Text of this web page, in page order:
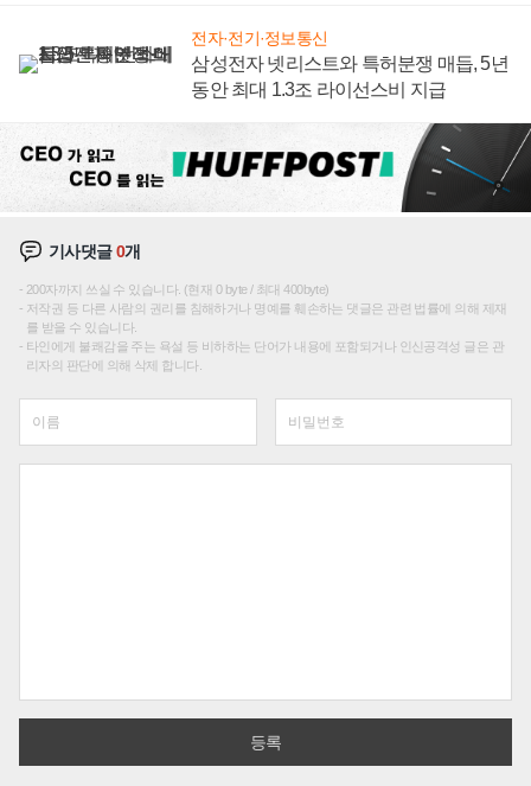
전자·전기·정보통신
삼성전자 넷리스트와 특허분쟁 매듭, 5년
동안 최대 1.3조 라이선스비 지급
기사댓글0개
200자까지 쓰실 수 있습니다. (현재 0 byte / 최대 400byte)
저작권 등 다른 사람의 권리를 침해하거나 명예를 훼손하는 댓글은 관련 법률에 의해 제재
를 받을 수 있습니다.
타인에게 불쾌감을 주는 욕설 등 비하하는 단어가 내용에 포함되거나 인신공격성 글은 관
리자의 판단에 의해 삭제 합니다.